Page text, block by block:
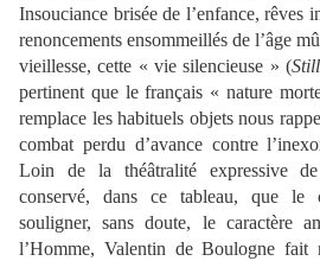
Insouciance brisée de l’enfance, rêves
renoncements ensommeillés de l’âge
vieillesse, cette « vie silencieuse » (
pertinent que le français « nature
remplace les habituels objets nous
combat perdu d’avance contre
Loin de la théâtralité expressive
conservé, dans ce tableau, que le
souligner, sans doute, le caractère
l’Homme, Valentin de Boulogne fait